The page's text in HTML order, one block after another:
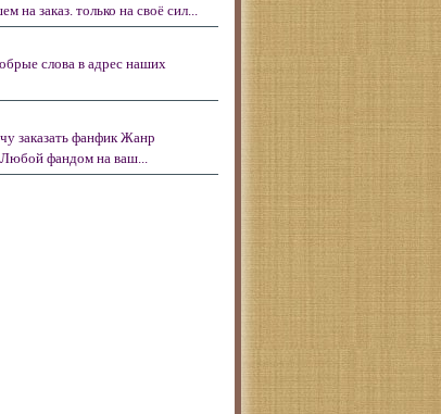
на заказ. только на своё сил...
слова в адрес наших
заказать фанфик Жанр
фандом на ваш...